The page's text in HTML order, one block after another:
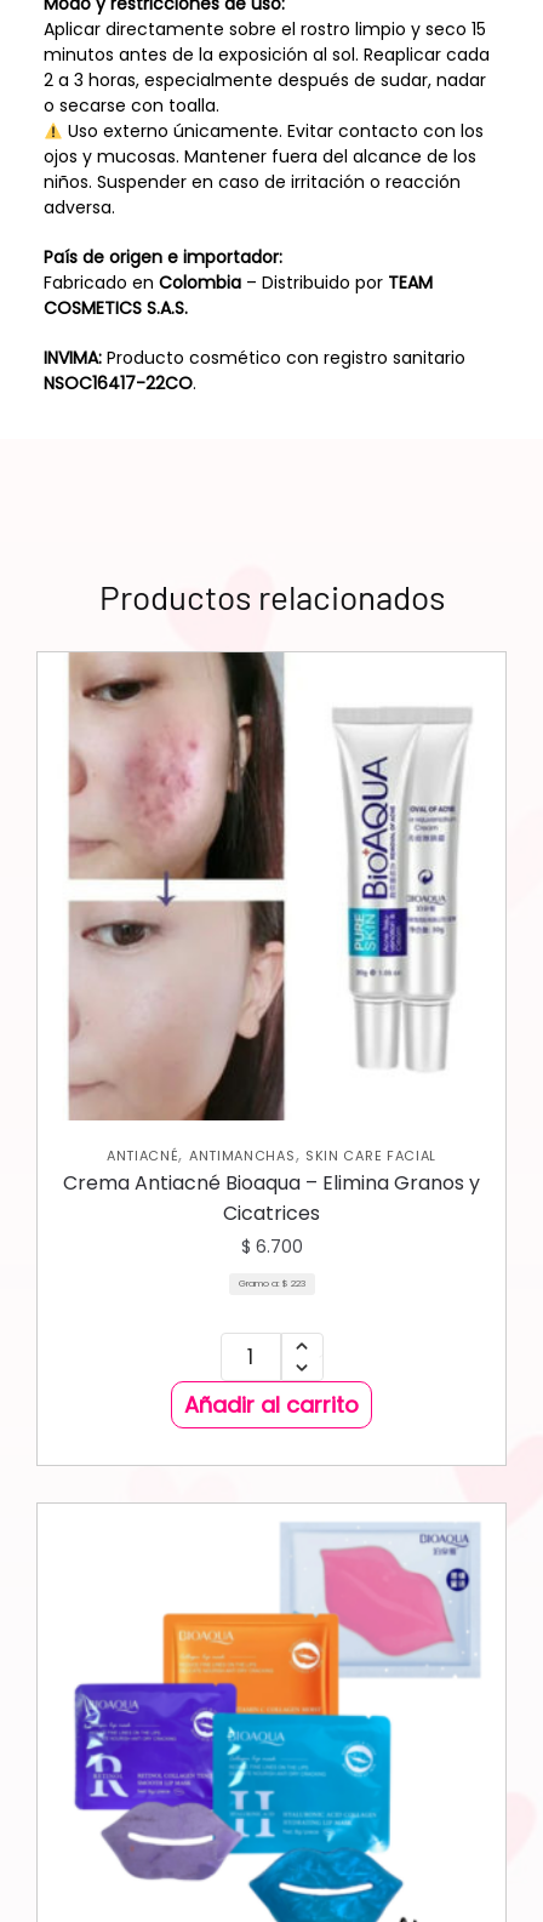
Aplicar directamente sobre el rostro limpio y seco 15
minutos antes de la exposición al sol. Reaplicar cada
2 a 3 horas, especialmente después de sudar, nadar
o secarse con toalla.
Uso externo únicamente. Evitar contacto con los
ojos y mucosas. Mantener fuera del alcance de los
niños. Suspender en caso de irritación o reacción
adversa.
País de origen e importador:
Fabricado en Colombia– Distribuido por TEAM
COSMETICS S.A.S.
INVIMA:Producto cosmético con registro sanitario
NSOC16417-22CO.
Productos relacionados
ANTIACNÉ, ANTIMANCHAS, SKIN CARE FACIAL
Crema Antiacné Bioaqua – Elimina Granos y
Cicatrices
$ 6.700
Gramo a: $ 223
Añadir al carrito